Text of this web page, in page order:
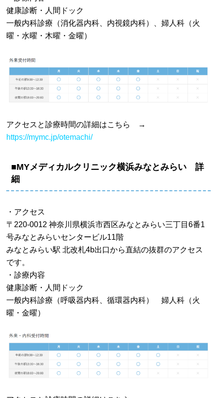
健康診断・人間ドック
一般内科診療（消化器内科、内視鏡内科）、婦人科（火
曜・水曜・木曜・金曜）
アクセスと診療時間の詳細はこちら →
https://mymc.jp/otemachi/
■MYメディカルクリニック横浜みなとみらい 詳
細
・アクセス
〒220-0012 神奈川県横浜市西区みなとみらい三丁目6番1
号みなとみらいセンタービル11階
みなとみらい駅 北改札4b出口から直結の抜群のアクセス
です。
・診療内容
健康診断・人間ドック
一般内科診療（呼吸器内科、循環器内科） 婦人科（火
曜・金曜）